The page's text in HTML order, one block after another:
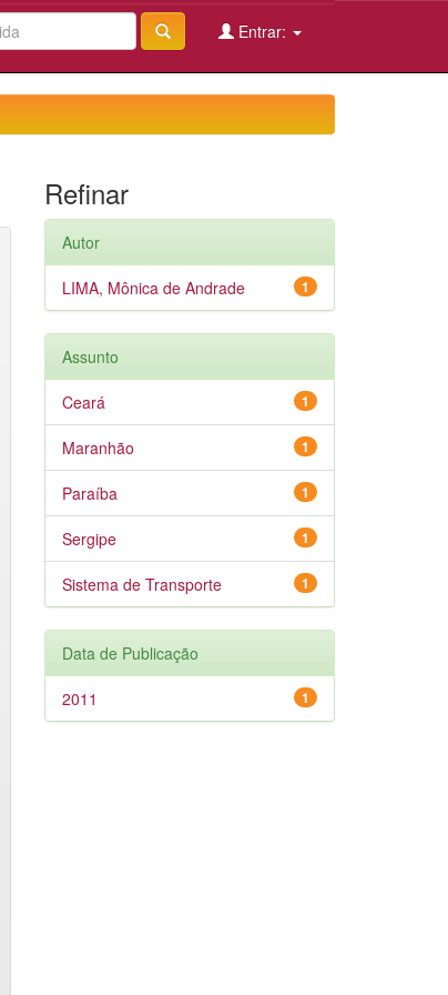
Entrar:
Refinar
Autor
1
LIMA, Mônica de Andrade
Assunto
1
Ceará
1
Maranhão
1
Paraíba
1
Sergipe
1
Sistema de Transporte
Data de Publicação
1
2011